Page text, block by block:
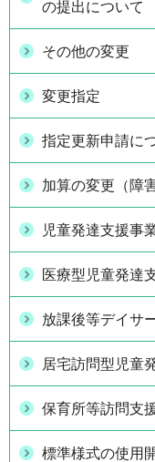
の提出について
その他の変更
変更指定
指定更新申請に
加算の変更（障
児童発達支援事
医療型児童発達
放課後等デイサ
居宅訪問型児童
保育所等訪問支
標準様式の使用